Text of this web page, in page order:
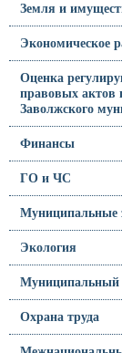
Земля и
Экономическое
Оценка
правовых актов
Заволжского
Финансы
ГО и ЧС
Муниципальные
Экология
Муниципальный
Охрана труда